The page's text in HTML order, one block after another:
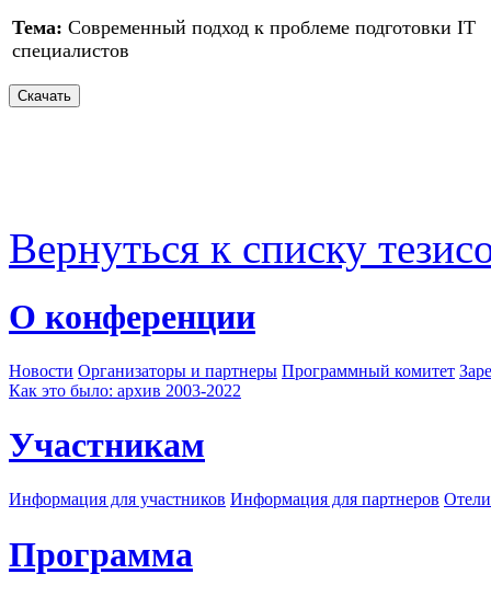
Тема: Современный подход к проблеме подготовки IT
специалистов
Вернуться к списку
О конференции
Новости Организаторы и партнеры Программный комитет
Как это было: архив 2003-2022
Участникам
Информация для участников Информация для партнеров
Программа